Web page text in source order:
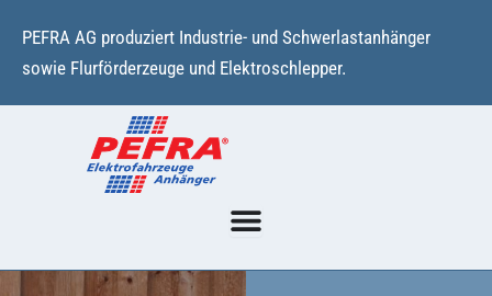
Inhalt
springen
PEFRA AG produziert Industrie- und Schwerlastanhänger
sowie Flurförderzeuge und Elektroschlepper.